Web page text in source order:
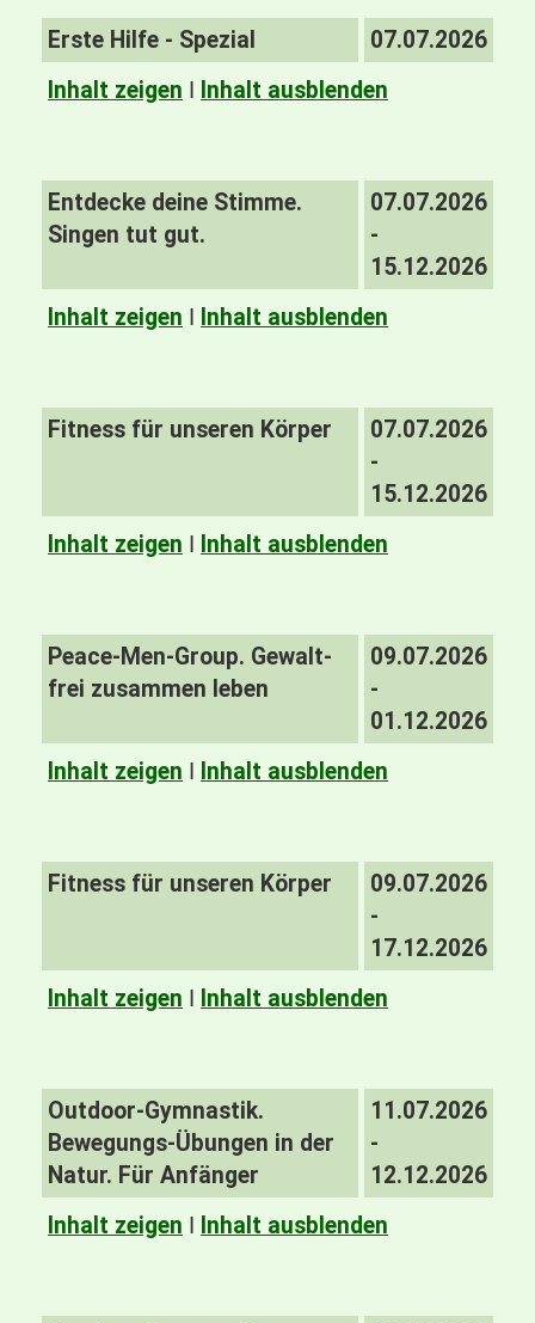
Erste Hilfe - Spezial
07.07.2026
Inhalt zeigen I Inhalt ausblenden
Entdecke deine Stimme.
Singen tut gut.
07.07.2026
-
15.12.2026
Inhalt zeigen I Inhalt ausblenden
Fitness für unseren Körper
07.07.2026
-
15.12.2026
Inhalt zeigen I Inhalt ausblenden
Peace-Men-Group. Gewalt-
frei zusammen leben
09.07.2026
-
01.12.2026
Inhalt zeigen I Inhalt ausblenden
Fitness für unseren Körper
09.07.2026
-
17.12.2026
Inhalt zeigen I Inhalt ausblenden
Outdoor-Gymnastik.
Bewegungs-Übungen in der
Natur. Für Anfänger
11.07.2026
-
12.12.2026
Inhalt zeigen I Inhalt ausblenden